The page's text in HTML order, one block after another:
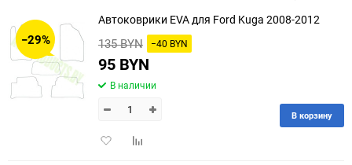
30
150
−29%
Автоковрики EVA для Ford Kuga 2008-2012
135 BYN −40 BYN
95 BYN
В наличии
ДобавитьДобавить
В корзину